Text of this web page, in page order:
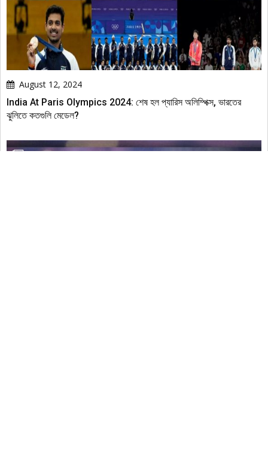
August 12, 2024
India At Paris Olympics 2024: শেষ হল প্যারিস অলিম্পিক্স, ভারতের
ঝুলিতে কতগুলি মেডেল?